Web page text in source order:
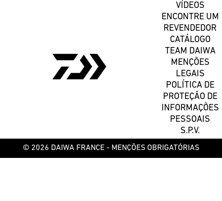
VÍDEOS
ENCONTRE UM
REVENDEDOR
CATÁLOGO
TEAM DAIWA
MENÇÕES
LEGAIS
POLÍTICA DE
PROTEÇÃO DE
INFORMAÇÕES
PESSOAIS
S.P.V.
© 2026 DAIWA FRANCE - MENÇÕES OBRIGATÓRIAS